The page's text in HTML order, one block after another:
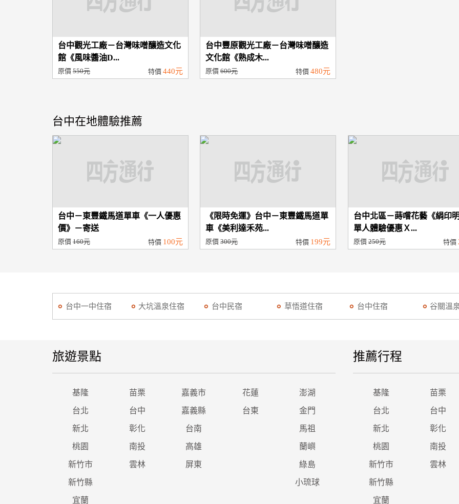
台中觀光工廠－台灣味噌釀造文化
館《風味醬油D...
原價 550元 特價 440元
台中豐原觀光工廠－台灣味噌釀造
文化館《熟成木...
原價600元 特價480元
台中在地體驗推薦
台中－東豐鐵馬道單車《一人優惠
價》－寄送
原價 160元 特價 100元
《限時免運》台中－東豐鐵馬道單
車《美利達禾苑...
原價300元 特價 199元
台中北區－蒔嚐花藝《絹印
單人體驗優惠Ｘ...
原價250元 特價
台中一中住宿 大坑溫泉住宿 台中民宿 草悟道住宿 台中住宿 谷關溫
旅遊景點
基隆 苗栗 嘉義市 花蓮 澎湖
台北 台中 嘉義縣 台東 金門
新北 彰化 台南 馬祖
桃園 南投 高雄 蘭嶼
新竹市 雲林 屏東 綠島
新竹縣 小琉球
宜蘭
推薦行程
基隆 苗栗
台北 台中
新北 彰化
桃園 南投
新竹市 雲林
新竹縣
宜蘭